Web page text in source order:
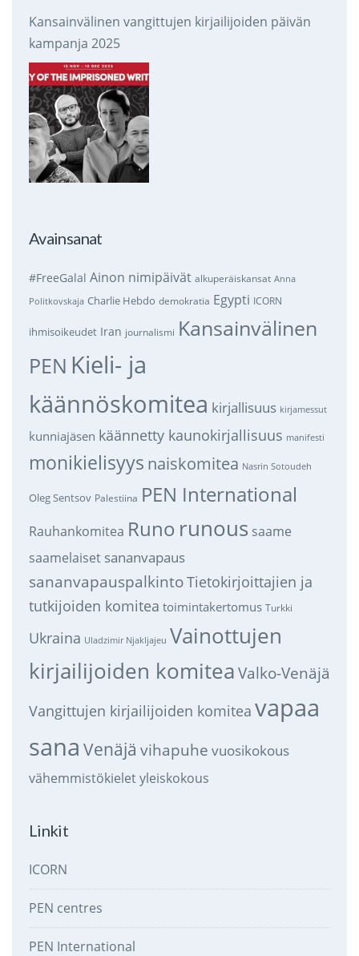
Kansainvälinen vangittujen kirjailijoiden päivän
kampanja 2025
Avainsanat
#FreeGalal Ainon nimipäivät alkuperäiskansat Anna
Politkovskaja Charlie Hebdo demokratia Egypti ICORN
ihmisoikeudet Iran journalismi Kansainvälinen
PEN Kieli- ja
käännöskomitea kirjallisuus kirjamessut
kunniajäsen käännetty kaunokirjallisuus manifesti
monikielisyys naiskomitea Nasrin Sotoudeh
Oleg Sentsov Palestiina PEN International
Rauhankomitea Runo runous saame
saamelaiset sananvapaus
sananvapauspalkintoTietokirjoittajien ja
tutkijoiden komitea toimintakertomus Turkki
Ukraina Uladzimir Njakljajeu Vainottujen
kirjailijoiden komitea Valko-Venäjä
Vangittujen kirjailijoiden komitea vapaa
sana Venäjä vihapuhe vuosikokous
vähemmistökieletyleiskokous
Linkit
ICORN
PEN centres
PEN International